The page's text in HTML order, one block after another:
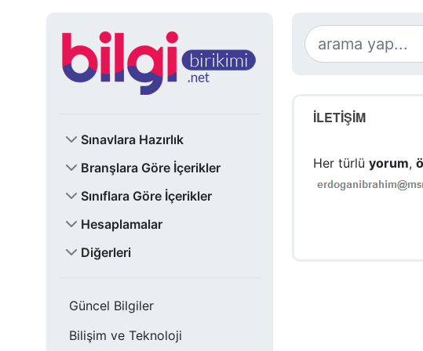
Sınavlara Hazırlık
Branşlara Göre İçerikler
Sınıflara Göre İçerikler
Hesaplamalar
Diğerleri
Güncel Bilgiler
Bilişim ve Teknoloji
İLETİŞİM
Her türlü yorum,